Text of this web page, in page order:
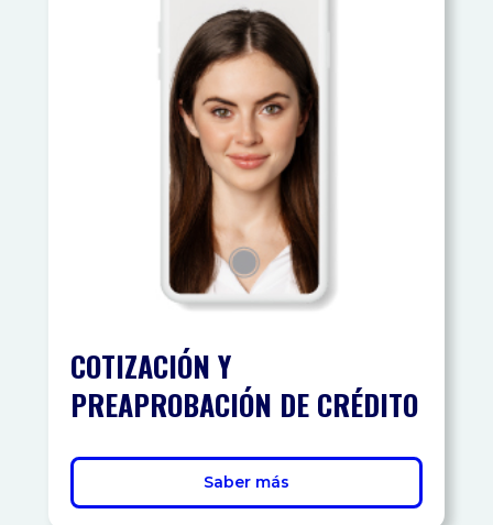
COTIZACIÓN Y
PREAPROBACIÓN DE CRÉDITO
Saber más